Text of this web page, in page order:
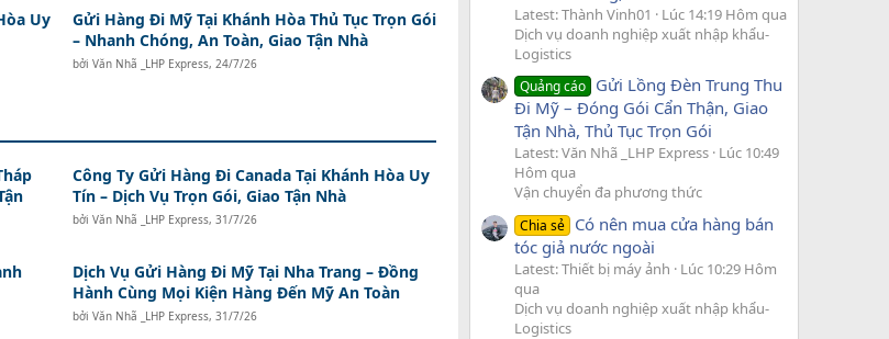
Uy
Gửi Hàng Đi Mỹ Tại Khánh Hòa Thủ Tục Trọn Gói
– Nhanh Chóng, An Toàn, Giao Tận Nhà
bởi Văn Nhã _LHP Express, 24/7/26
Công Ty Gửi Hàng Đi Canada Tại Khánh Hòa Uy
Tín – Dịch Vụ Trọn Gói, Giao Tận Nhà
bởi Văn Nhã _LHP Express, 31/7/26
Dịch Vụ Gửi Hàng Đi Mỹ Tại Nha Trang – Đồng
Hành Cùng Mọi Kiện Hàng Đến Mỹ An Toàn
bởi Văn Nhã _LHP Express, 31/7/26
Latest: Thành Vinh01
Lúc 14:19 Hôm qua
Dịch vụ doanh nghiệp xuất nhập khẩu-
Logistics
Quảng cáo Gửi Lồng Đèn Trung Thu
Đi Mỹ – Đóng Gói Cẩn Thận, Giao
Tận Nhà, Thủ Tục Trọn Gói
Latest: Văn Nhã _LHP Express Lúc 10:49
Hôm qua
Vận chuyển đa phương thức
Chia sẻ Có nên mua cửa hàng bán
tóc giả nước ngoài
Latest: Thiết bị máy ảnh
Lúc 10:29 Hôm
qua
Dịch vụ doanh nghiệp xuất nhập khẩu-
Logistics